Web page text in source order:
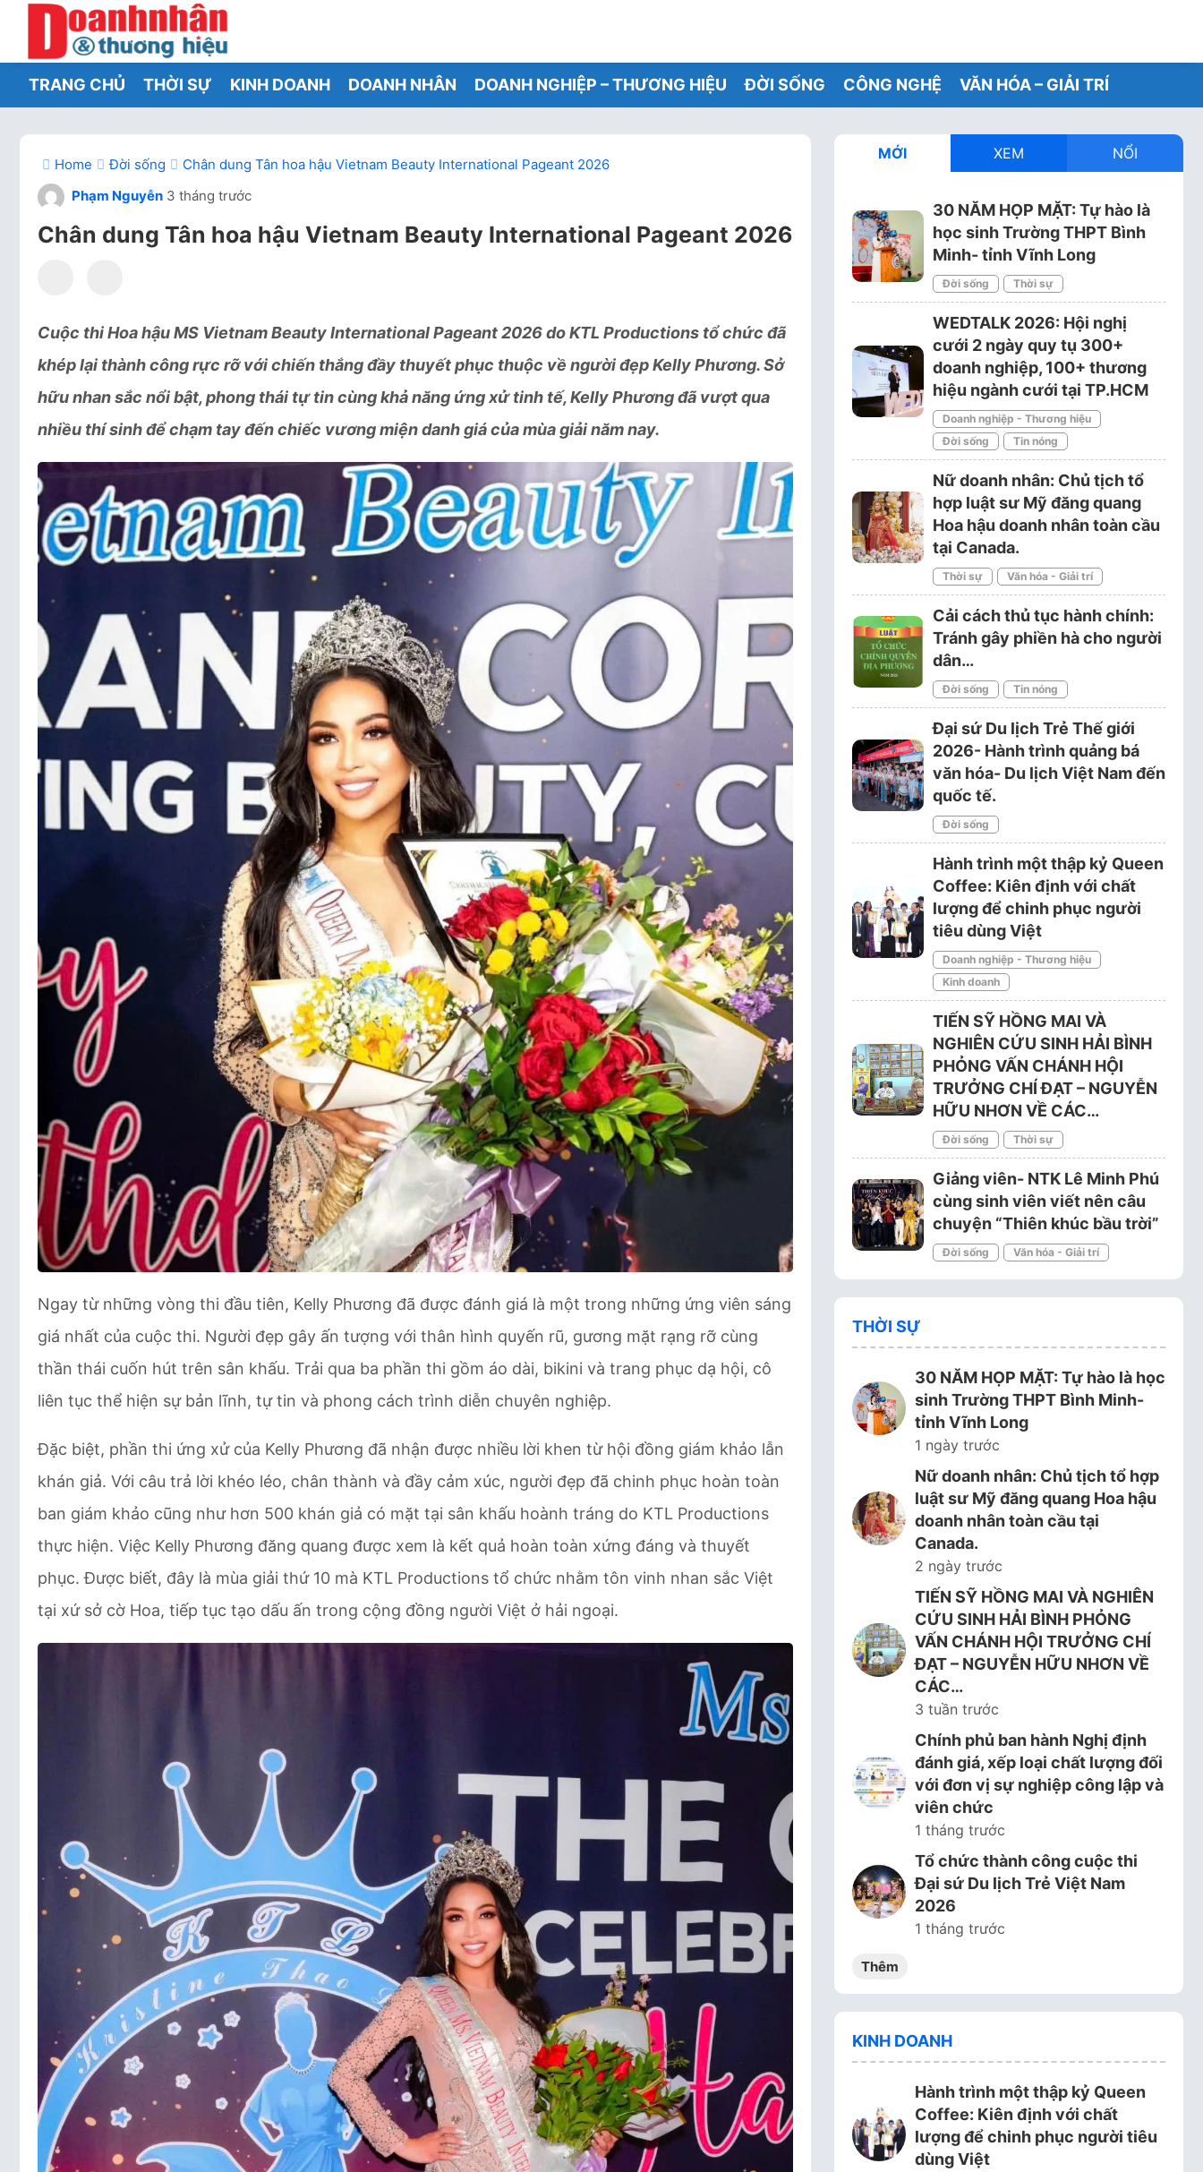
TRANG CHỦ THỜI SỰ KINH DOANH DOANH NHÂN DOANH NGHIỆP – THƯƠNG HIỆU ĐỜI SỐNG CÔNG NGHỆ VĂN HÓA – GIẢI TRÍ
Home Đời sống
Chân dung Tân hoa hậu Vietnam Beauty International Pageant 2026
Phạm Nguyễn 3 tháng trước
Chân dung Tân hoa hậu Vietnam Beauty International Pageant 2026
Cuộc thi Hoa hậu MS Vietnam Beauty International Pageant 2026 do KTL Productions tổ chức đã
khép lại thành công rực rỡ với chiến thắng đầy thuyết phục thuộc về người đẹp Kelly Phương. Sở
hữu nhan sắc nổi bật, phong thái tự tin cùng khả năng ứng xử tinh tế, Kelly Phương đã vượt qua
nhiều thí sinh để chạm tay đến chiếc vương miện danh giá của mùa giải năm nay.
Ngay từ những vòng thi đầu tiên, Kelly Phương đã được đánh giá là một trong những ứng viên sáng
giá nhất của cuộc thi. Người đẹp gây ấn tượng với thân hình quyến rũ, gương mặt rạng rỡ cùng
thần thái cuốn hút trên sân khấu. Trải qua ba phần thi gồm áo dài, bikini và trang phục dạ hội, cô
liên tục thể hiện sự bản lĩnh, tự tin và phong cách trình diễn chuyên nghiệp.
Đặc biệt, phần thi ứng xử của Kelly Phương đã nhận được nhiều lời khen từ hội đồng giám khảo lẫn
khán giả. Với câu trả lời khéo léo, chân thành và đầy cảm xúc, người đẹp đã chinh phục hoàn toàn
ban giám khảo cũng như hơn 500 khán giả có mặt tại sân khấu hoành tráng do KTL Productions
thực hiện. Việc Kelly Phương đăng quang được xem là kết quả hoàn toàn xứng đáng và thuyết
phục. Được biết, đây là mùa giải thứ 10 mà KTL Productions tổ chức nhằm tôn vinh nhan sắc Việt
tại xứ sở cờ Hoa, tiếp tục tạo dấu ấn trong cộng đồng người Việt ở hải ngoại.
MỚI XEM NỔI
30 NĂM HỌP MẶT: Tự hào là
học sinh Trường THPT Bình
Minh- tỉnh Vĩnh Long
Đời sống Thời sự
WEDTALK 2026: Hội nghị
cưới 2 ngày quy tụ 300+
doanh nghiệp, 100+ thương
hiệu ngành cưới tại TP.HCM
Doanh nghiệp - Thương hiệu
Đời sống
Tin nóng
Nữ doanh nhân: Chủ tịch tổ
hợp luật sư Mỹ đăng quang
Hoa hậu doanh nhân toàn cầu
tại Canada.
Thời sự Văn hóa - Giải trí
Cải cách thủ tục hành chính:
Tránh gây phiền hà cho người
dân…
Đời sống Tin nóng
Đại sứ Du lịch Trẻ Thế giới
2026- Hành trình quảng bá
văn hóa- Du lịch Việt Nam đến
quốc tế.
Đời sống
Hành trình một thập kỷ Queen
Coffee: Kiên định với chất
lượng để chinh phục người
tiêu dùng Việt
Doanh nghiệp - Thương hiệu
Kinh doanh
TIẾN SỸ HỒNG MAI VÀ
NGHIÊN CỨU SINH HẢI BÌNH
PHỎNG VẤN CHÁNH HỘI
TRƯỞNG CHÍ ĐẠT – NGUYỄN
HỮU NHƠN VỀ CÁC…
Đời sống Thời sự
Giảng viên- NTK Lê Minh Phú
cùng sinh viên viết nên câu
chuyện “Thiên khúc bầu trời”
Đời sống Văn hóa - Giải trí
THỜI SỰ
30 NĂM HỌP MẶT: Tự hào là học
sinh Trường THPT Bình Minh-
tỉnh Vĩnh Long
1 ngày trước
Nữ doanh nhân: Chủ tịch tổ hợp
luật sư Mỹ đăng quang Hoa hậu
doanh nhân toàn cầu tại
Canada.
2 ngày trước
TIẾN SỸ HỒNG MAI VÀ NGHIÊN
CỨU SINH HẢI BÌNH PHỎNG
VẤN CHÁNH HỘI TRƯỞNG CHÍ
ĐẠT – NGUYỄN HỮU NHƠN VỀ
CÁC…
3 tuần trước
Chính phủ ban hành Nghị định
đánh giá, xếp loại chất lượng đối
với đơn vị sự nghiệp công lập và
viên chức
1 tháng trước
Tổ chức thành công cuộc thi
Đại sứ Du lịch Trẻ Việt Nam
2026
1 tháng trước
Thêm
KINH DOANH
Hành trình một thập kỷ Queen
Coffee: Kiên định với chất
lượng để chinh phục người tiêu
dùng Việt